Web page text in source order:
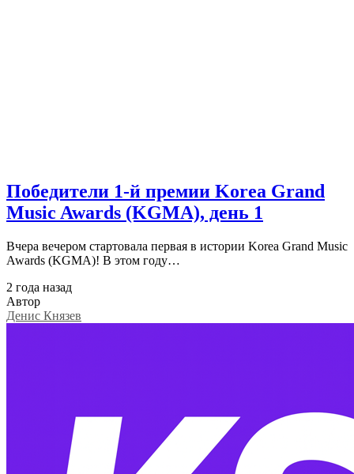
Победители 1-й премии Korea Grand
Music Awards (KGMA), день 1
Вчера вечером стартовала первая в истории Korea Grand Music
Awards (KGMA)! В этом году…
2 года назад
Автор
Денис Князев